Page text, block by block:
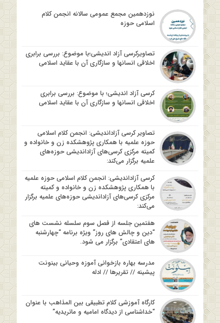
نوزدهمین مجمع عمومی سالانه انجمن کلام
اسلامی حوزه
تصاویرکرسی آزاد اندیشی؛با موضوع: بررسی برابری
اخلاقی انسانها و سازگاری آن با عقاید اسلامی
کرسی آزاد اندیشی؛ با موضوع: بررسی برابری
اخلاقی انسانها و سازگاری آن با عقاید اسلامی
تصاویر کرسی آزاداندیشی: انجمن کلام اسلامی
حوزه علمیه با همکاری پژوهشکده زن و خانواده و
کمیته مرکزی کرسی‌های آزاداندیشی حوزه‌های
علمیه برگزار می‌کند:
کرسی آزاداندیشی: انجمن کلام اسلامی حوزه علمیه
با همکاری پژوهشکده زن و خانواده و کمیته
مرکزی کرسی‌های آزاداندیشی حوزه‌های علمیه برگزار
می‌کند:
هفتمین جلسه از فصل سوم سلسله نشست های
“دین و چالش های روز” ویژه برنامه “چهارشنبه
های اعتقادی” برگزار می شود.
مدرسه بهاره بازخوانی آموزه وحیانی بینونت
پیشینه // تقریرها // ادله
کارگاه آموزشی کلام تطبیقی بین المذاهب با عنوان
“خداشناسی از دیدگاه امامیه و ماتریدیه”